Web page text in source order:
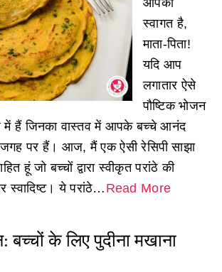
आपका
स्वागत है,
माता-पिता!
यदि आप
लगातार ऐसे
पौष्टिक भोजन
में हैं जिनका वास्तव में आपके बच्चे आनंद
पर हैं। आज, मैं एक ऐसी रेसिपी साझा
हूं जो बच्चों द्वारा स्वीकृत परांठे की
स्वादिष्ट। ये परांठे… Read More
के लिए पुदीना मखाना